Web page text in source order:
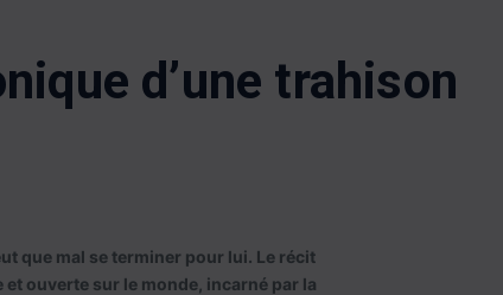
d’une trahison
que mal se terminer pour lui. Le récit
ouverte sur le monde, incarné par la